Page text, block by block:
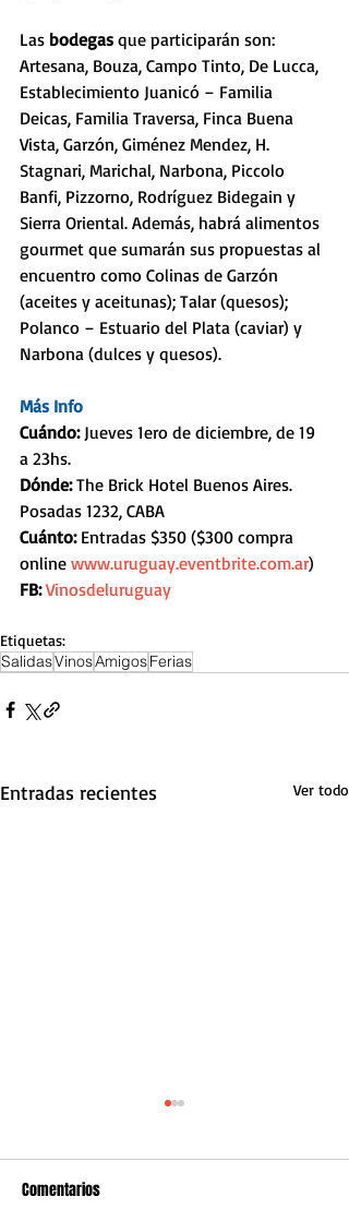
Las bodegas que participarán son:
Artesana, Bouza, Campo Tinto, De Lucca,
Establecimiento Juanicó – Familia
Deicas, Familia Traversa, Finca Buena
Vista, Garzón, Giménez Mendez, H.
Stagnari, Marichal, Narbona, Piccolo
Banfi, Pizzorno, Rodríguez Bidegain y
Sierra Oriental. Además, habrá alimentos
gourmet que sumarán sus propuestas al
encuentro como Colinas de Garzón
(aceites y aceitunas); Talar (quesos);
Polanco – Estuario del Plata (caviar) y
Narbona (dulces y quesos).
Más Info
Cuándo: Jueves 1ero de diciembre, de 19
a 23hs.
Dónde: The Brick Hotel Buenos Aires.
Posadas 1232, CABA
Cuánto: Entradas $350 ($300 compra
online www.uruguay.eventbrite.com.ar)
FB: Vinosdeluruguay
Etiquetas:
SalidasVinosAmigosFerias
Entradas recientes Ver todo
Comentarios